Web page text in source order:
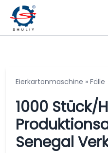
Eierkartonmaschine » Fälle
1000 Stück/
Senegal